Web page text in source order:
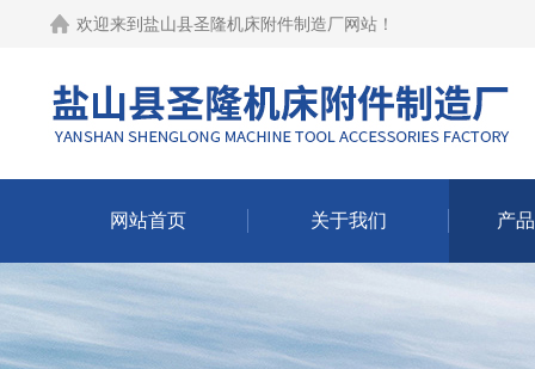
欢迎来到 盐山县圣隆机床附件制造厂网站 ！
网站首页 关于我们 产